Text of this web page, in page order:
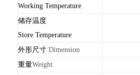
Working Temperature
储存温度
Store Temperature
外形尺寸 Dimension
重量Weight